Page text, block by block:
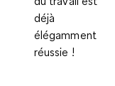
déjà
élégamment
réussie !